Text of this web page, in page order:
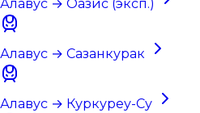
Алавус → Оазис (эксп.)
Алавус → Сазанкурак
Алавус → Куркуреу-Су